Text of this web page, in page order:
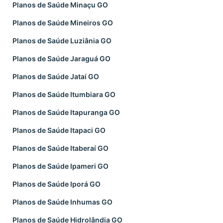
Planos de Saúde Minaçu GO
Planos de Saúde Mineiros GO
Planos de Saúde Luziânia GO
Planos de Saúde Jaraguá GO
Planos de Saúde Jataí GO
Planos de Saúde Itumbiara GO
Planos de Saúde Itapuranga GO
Planos de Saúde Itapaci GO
Planos de Saúde Itaberaí GO
Planos de Saúde Ipameri GO
Planos de Saúde Iporá GO
Planos de Saúde Inhumas GO
Planos de Saúde Hidrolândia GO